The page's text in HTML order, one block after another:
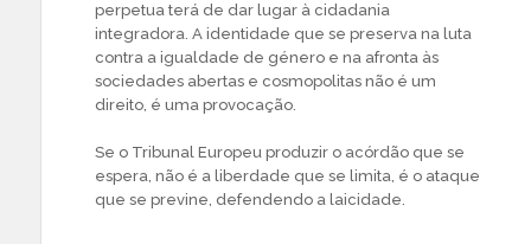
perpetua terá de dar lugar à cidadania
integradora. A identidade que se preserva na luta
contra a igualdade de género e na afronta às
sociedades abertas e cosmopolitas não é um
direito, é uma provocação.
Se o Tribunal Europeu produzir o acórdão que se
espera, não é a liberdade que se limita, é o ataque
que se previne, defendendo a laicidade.